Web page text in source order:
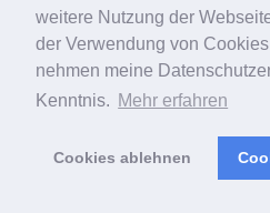
weitere Nutzung der
der Verwendung von
nehmen meine
Kenntnis. Mehr erfahren
Cookies ablehnen
Tag-Liste
Sitemap
Stolz präsentiert von WordPress